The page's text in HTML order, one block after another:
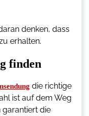
denken, dass
erhalten.
finden
die richtige
ist auf dem Weg
garantiert die